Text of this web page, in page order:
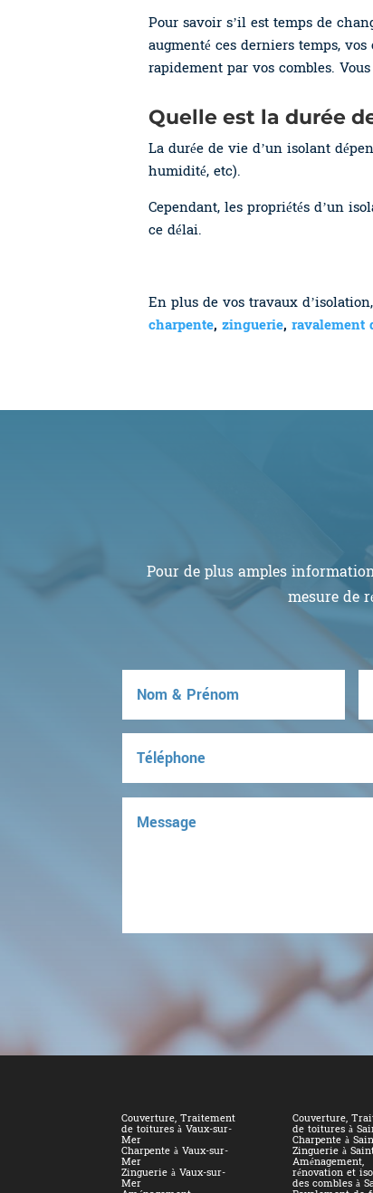
Pour savoir s’il est temps de
augmenté ces derniers temps,
rapidement par vos combles.
Quelle est la durée
La durée de vie d’un isolant
humidité, etc).
Cependant, les propriétés d’un
ce délai.
En plus de vos travaux
charpente,zinguerie,ravalement
Pour de plus amples
mesure de
Couverture, Traitement
de toitures à Vaux-sur-
Mer
Charpente à Vaux-sur-
Mer
Zinguerie à Vaux-sur-
Mer
Couverture,
de toitures à
Charpente à
Zinguerie à
Aménagement,
rénovation et
des combles à